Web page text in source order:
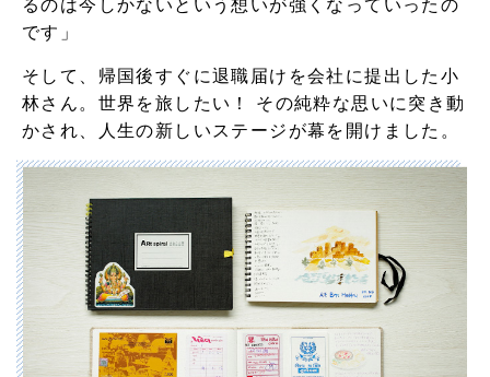
です」
そして、帰国後すぐに退職届けを会社に提出した小
林さん。世界を旅したい！ その純粋な思いに突き動
かされ、人生の新しいステージが幕を開けました。